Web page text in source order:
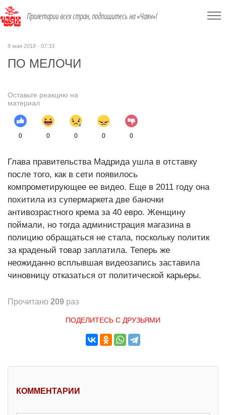
Пролетарии всех стран, подпишитесь на «Чаян»!
8 мая 2018 - 07:33
ПО МЕЛОЧИ
Оставьте реакцию на
материал
0 0 0 0 0
Глава правительства Мадрида ушла в отставку
после того, как в сети появилось
компрометирующее ее видео. Еще в 2011 году она
похитила из супермаркета две баночки
антивозрастного крема за 40 евро. Женщину
поймали, но тогда администрация магазина в
полицию обращаться не стала, поскольку политик
за краденый товар заплатила. Теперь же
неожиданно всплывшая видеозапись заставила
чиновницу отказаться от политической карьеры.
Прочитано 209 раз
ПОДЕЛИТЕСЬ С ДРУЗЬЯМИ
КОММЕНТАРИИ